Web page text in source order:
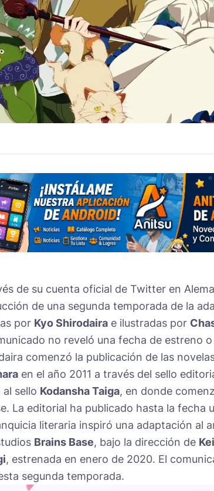
de su cuenta oficial de Twitter en
de una segunda temporada de la
por Kyo Shirodaira e ilustradas por
no reveló una fecha de estreno
comenzó la publicación de las
en el año 2011 a través del sello
al sello Kodansha Taiga, en donde
La editorial ha publicado hasta la fecha
literaria inspiró una adaptación al
Brains Base, bajo la dirección de
, estrenada en enero de 2020. El
segunda temporada.